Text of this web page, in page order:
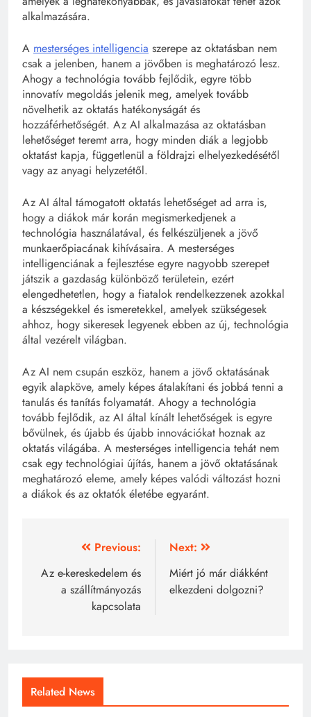
alkalmazására.
A mesterséges intelligencia szerepe az oktatásban nem
csak a jelenben, hanem a jövőben is meghatározó lesz.
Ahogy a technológia tovább fejlődik, egyre több
innovatív megoldás jelenik meg, amelyek tovább
növelhetik az oktatás hatékonyságát és
hozzáférhetőségét. Az AI alkalmazása az oktatásban
lehetőséget teremt arra, hogy minden diák a legjobb
oktatást kapja, függetlenül a földrajzi elhelyezkedésétől
vagy az anyagi helyzetétől.
Az AI által támogatott oktatás lehetőséget ad arra is,
hogy a diákok már korán megismerkedjenek a
technológia használatával, és felkészüljenek a jövő
munkaerőpiacának kihívásaira. A mesterséges
intelligenciának a fejlesztése egyre nagyobb szerepet
játszik a gazdaság különböző területein, ezért
elengedhetetlen, hogy a fiatalok rendelkezzenek azokkal
a készségekkel és ismeretekkel, amelyek szükségesek
ahhoz, hogy sikeresek legyenek ebben az új, technológia
által vezérelt világban.
Az AI nem csupán eszköz, hanem a jövő oktatásának
egyik alapköve, amely képes átalakítani és jobbá tenni a
tanulás és tanítás folyamatát. Ahogy a technológia
tovább fejlődik, az AI által kínált lehetőségek is egyre
bővülnek, és újabb és újabb innovációkat hoznak az
oktatás világába. A mesterséges intelligencia tehát nem
csak egy technológiai újítás, hanem a jövő oktatásának
meghatározó eleme, amely képes valódi változást hozni
a diákok és az oktatók életébe egyaránt.
Bejegyzés
navigáció
Previous:
Az e-kereskedelem és
a szállítmányozás
kapcsolata
Next:
Miért jó már diákként
elkezdeni dolgozni?
Related News